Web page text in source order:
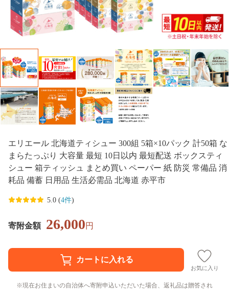
エリエール 北海道ティシュー 300組 5箱×10パック 計50箱 な
まらたっぷり 大容量 最短 10日以内 最短配送 ボックスティ
シュー 箱ティッシュ まとめ買い ペーパー 紙 防災 常備品 消
耗品 備蓄 日用品 生活必需品 北海道 赤平市
5.0 (4件)
寄附金額 26,000円
お気に入り
現在お住まいの自治体へ寄附申込いただいた場合、返礼品は贈答され